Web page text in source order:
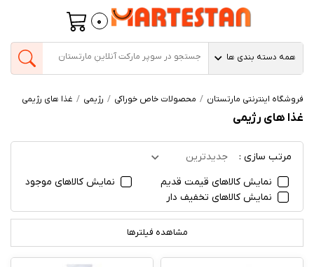
0
همه دسته بندی ها
فروشگاه اینترنتی مارتستان محصولات خاص خوراکی رژیمی غذا های رژیمی
غذا های رژیمی
مرتب سازی :
جدیدترین
نمایش کالاهای قیمت قدیم
نمایش کالاهای موجود
نمایش کالاهای تخفیف دار
مشاهده فیلترها